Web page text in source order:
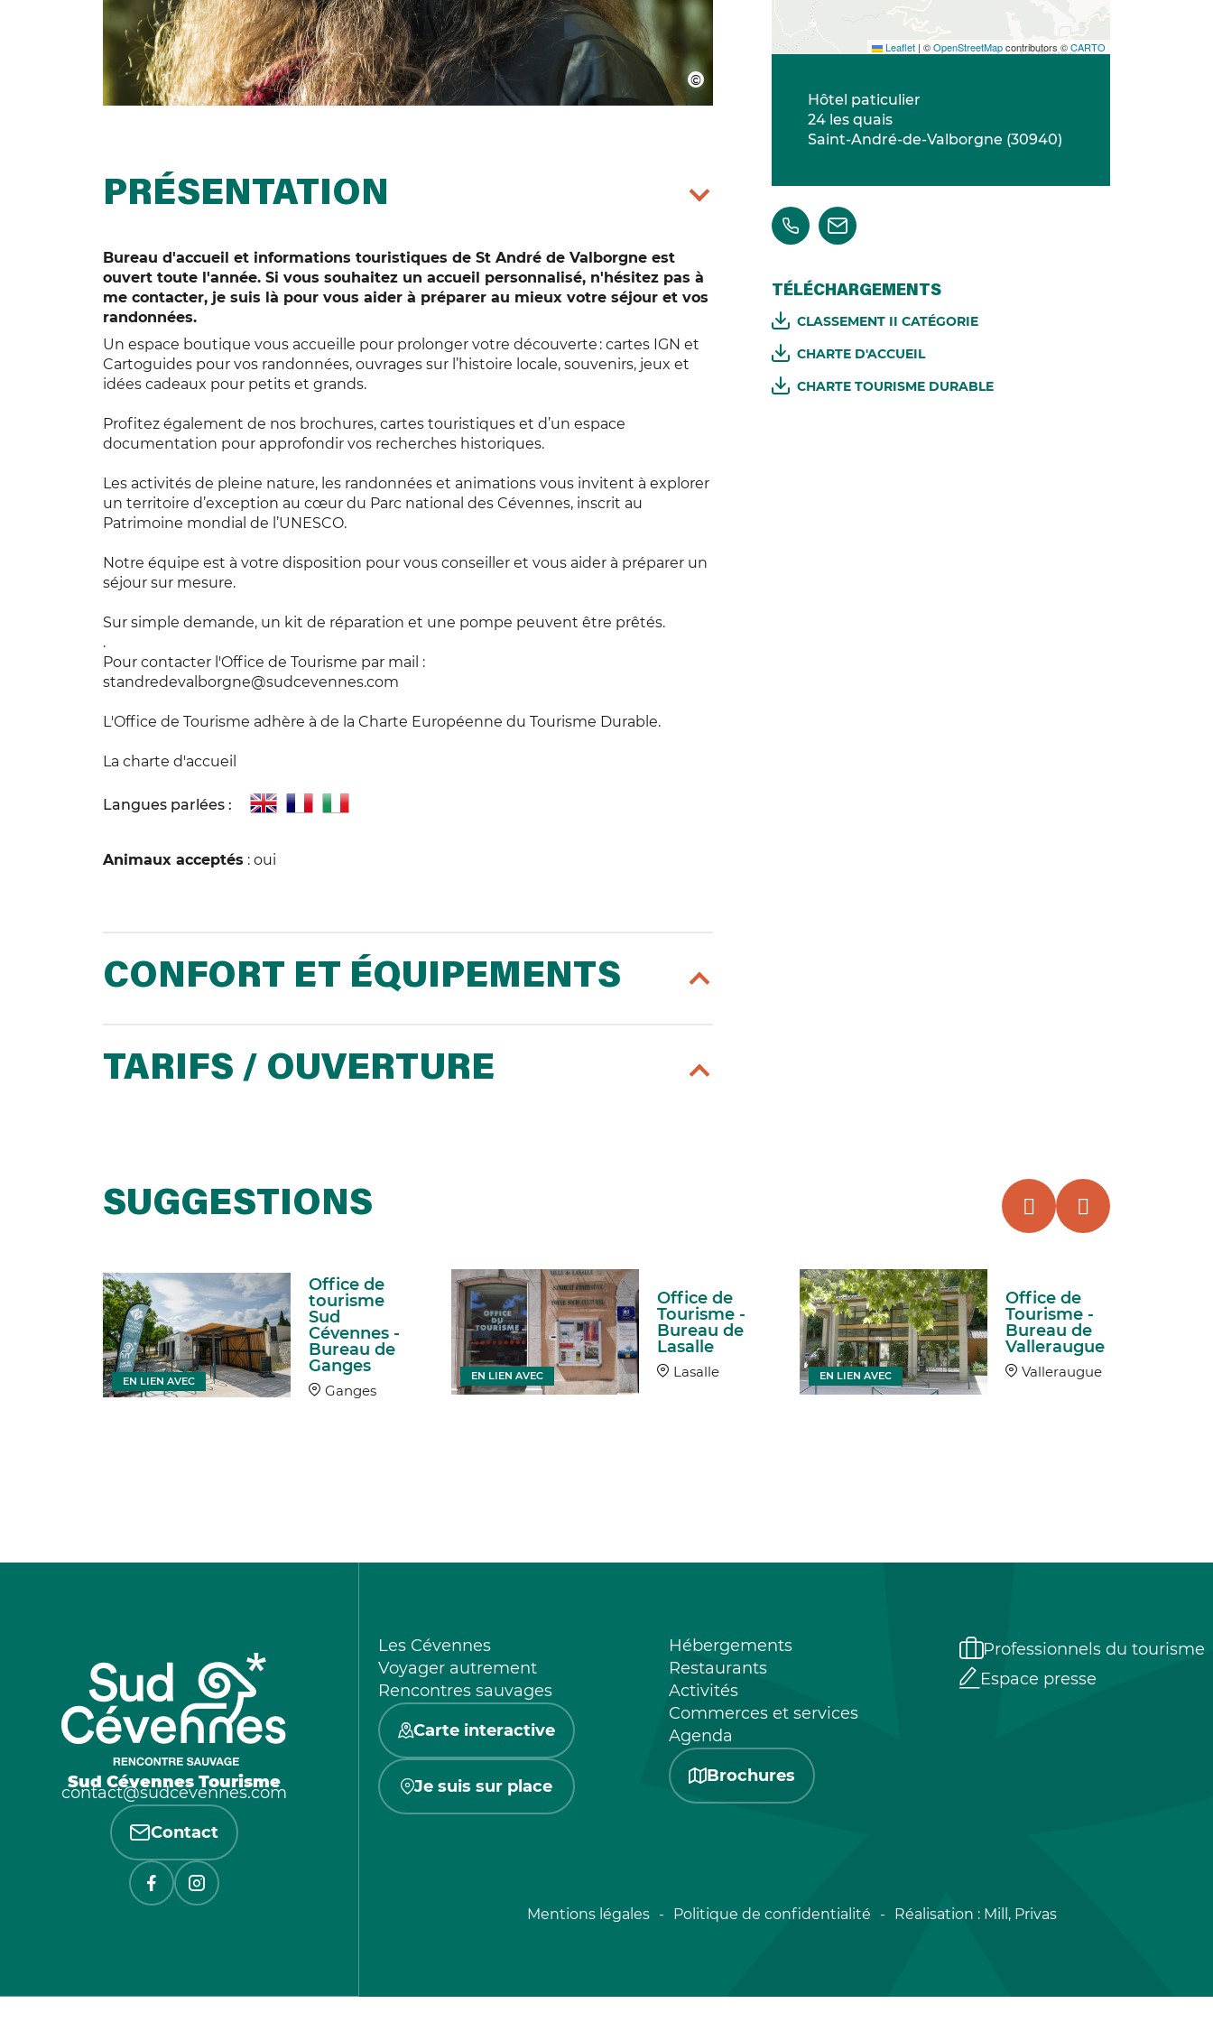
PRÉSENTATION
Bureau d'accueil et informations touristiques de St André de Valborgne est
ouvert toute l'année. Si vous souhaitez un accueil personnalisé, n'hésitez pas à
me contacter, je suis là pour vous aider à préparer au mieux votre séjour et vos
randonnées.
Un espace boutique vous accueille pour prolonger votre découverte : cartes IGN et
Cartoguides pour vos randonnées, ouvrages sur l’histoire locale, souvenirs, jeux et
idées cadeaux pour petits et grands.
Profitez également de nos brochures, cartes touristiques et d’un espace
documentation pour approfondir vos recherches historiques.
Les activités de pleine nature, les randonnées et animations vous invitent à explorer
un territoire d’exception au cœur du Parc national des Cévennes, inscrit au
Patrimoine mondial de l’UNESCO.
Notre équipe est à votre disposition pour vous conseiller et vous aider à préparer un
séjour sur mesure.
Sur simple demande, un kit de réparation et une pompe peuvent être prêtés.
.
Pour contacter l'Office de Tourisme par mail :
standredevalborgne@sudcevennes.com
L'Office de Tourisme adhère à de la Charte Européenne du Tourisme Durable.
La charte d'accueil
Langues parlées :
Animaux acceptés : oui
CONFORT ET ÉQUIPEMENTS
TARIFS / OUVERTURE
Leaflet | ©OpenStreetMapcontributors ©CARTO
Hôtel paticulier
24 les quais
Saint-André-de-Valborgne (30940)
TÉLÉCHARGEMENTS
CLASSEMENT II CATÉGORIE
CHARTE D'ACCUEIL
CHARTE TOURISME DURABLE
SUGGESTIONS
Office de
tourisme
Sud
Cévennes -
Bureau de
Ganges
Ganges
EN LIEN AVEC
Office de
Tourisme -
Bureau de
Lasalle
Lasalle
EN LIEN AVEC
Office de
Tourisme -
Bureau de
Valleraugue
Valleraugue
EN LIEN AVEC
Sud Cévennes Tourisme
contact@sudcevennes.com
Contact
Les Cévennes
Voyager autrement
Rencontres sauvages
Carte interactive
Je suis sur place
Hébergements
Restaurants
Activités
Commerces et services
Agenda
Brochures
Professionnels du tourisme
Espace presse
Mentions légales Politique de confidentialité Réalisation : Mill, Privas